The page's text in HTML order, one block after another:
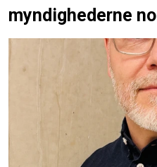
myndighederne